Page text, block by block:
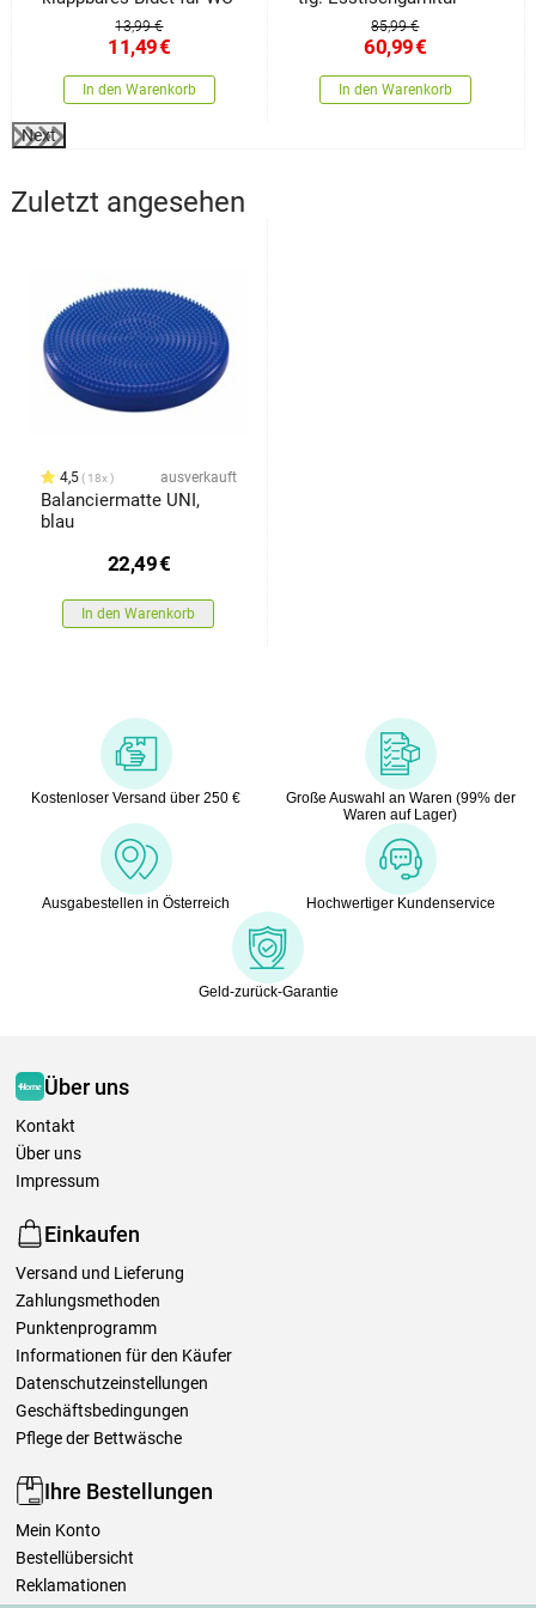
13,99 €
11,49€
In den Warenkorb
85,99 €
60,99€
In den Warenkorb
Next
Zuletzt angesehen
4,5 18x ausverkauft
Balanciermatte UNI,
blau
22,49€
In den Warenkorb
Kostenloser Versand über 250 €
Große Auswahl an Waren (99% der
Waren auf Lager)
Ausgabestellen in Österreich Hochwertiger Kundenservice
Geld-zurück-Garantie
Über uns
Kontakt
Über uns
Impressum
Einkaufen
Versand und Lieferung
Zahlungsmethoden
Punktenprogramm
Informationen für den Käufer
Datenschutzeinstellungen
Geschäftsbedingungen
Pflege der Bettwäsche
Ihre Bestellungen
Mein Konto
Bestellübersicht
Reklamationen